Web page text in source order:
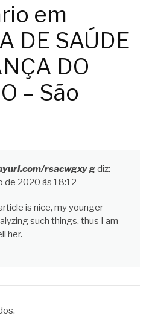
em
DE SAÚDE
DO
– São
rsacwgxy gdiz:
de 2020 às 18:12
is nice, my younger
such things, thus I am
her.